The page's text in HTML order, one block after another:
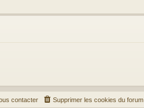
Supprimer les cookies du forum
contacter